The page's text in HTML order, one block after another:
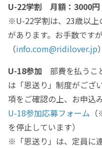
U-22学割 月額：3000円
※U-22学割は、23歳以上
があります。お手数です
（info.com@ridilover.jp
U-18参加 部費を払うこ
は「恩送り」制度がござ
項をご確認の上、お申込
U-18参加応募フォーム
を停止しています）
※「恩送り」は、定員に